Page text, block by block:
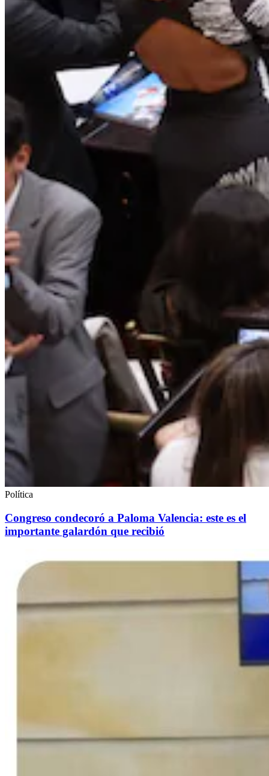
Política
Congreso condecoró a Paloma Valencia: este es el
importante galardón que recibió